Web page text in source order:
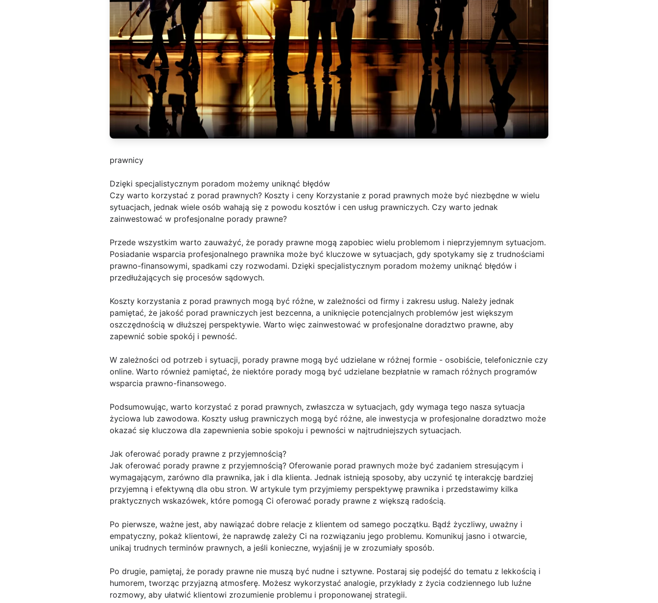
prawnicy
Dzięki specjalistycznym poradom możemy uniknąć błędów
Czy warto korzystać z porad prawnych? Koszty i ceny Korzystanie z porad prawnych może być niezbędne w wielu
sytuacjach, jednak wiele osób wahają się z powodu kosztów i cen usług prawniczych. Czy warto jednak
zainwestować w profesjonalne porady prawne?
Przede wszystkim warto zauważyć, że porady prawne mogą zapobiec wielu problemom i nieprzyjemnym sytuacjom.
Posiadanie wsparcia profesjonalnego prawnika może być kluczowe w sytuacjach, gdy spotykamy się z trudnościami
prawno-finansowymi, spadkami czy rozwodami. Dzięki specjalistycznym poradom możemy uniknąć błędów i
przedłużających się procesów sądowych.
Koszty korzystania z porad prawnych mogą być różne, w zależności od firmy i zakresu usług. Należy jednak
pamiętać, że jakość porad prawniczych jest bezcenna, a uniknięcie potencjalnych problemów jest większym
oszczędnością w dłuższej perspektywie. Warto więc zainwestować w profesjonalne doradztwo prawne, aby
zapewnić sobie spokój i pewność.
W zależności od potrzeb i sytuacji, porady prawne mogą być udzielane w różnej formie - osobiście, telefonicznie czy
online. Warto również pamiętać, że niektóre porady mogą być udzielane bezpłatnie w ramach różnych programów
wsparcia prawno-finansowego.
Podsumowując, warto korzystać z porad prawnych, zwłaszcza w sytuacjach, gdy wymaga tego nasza sytuacja
życiowa lub zawodowa. Koszty usług prawniczych mogą być różne, ale inwestycja w profesjonalne doradztwo może
okazać się kluczowa dla zapewnienia sobie spokoju i pewności w najtrudniejszych sytuacjach.
Jak oferować porady prawne z przyjemnością?
Jak oferować porady prawne z przyjemnością? Oferowanie porad prawnych może być zadaniem stresującym i
wymagającym, zarówno dla prawnika, jak i dla klienta. Jednak istnieją sposoby, aby uczynić tę interakcję bardziej
przyjemną i efektywną dla obu stron. W artykule tym przyjmiemy perspektywę prawnika i przedstawimy kilka
praktycznych wskazówek, które pomogą Ci oferować porady prawne z większą radością.
Po pierwsze, ważne jest, aby nawiązać dobre relacje z klientem od samego początku. Bądź życzliwy, uważny i
empatyczny, pokaż klientowi, że naprawdę zależy Ci na rozwiązaniu jego problemu. Komunikuj jasno i otwarcie,
unikaj trudnych terminów prawnych, a jeśli konieczne, wyjaśnij je w zrozumiały sposób.
Po drugie, pamiętaj, że porady prawne nie muszą być nudne i sztywne. Postaraj się podejść do tematu z lekkością i
humorem, tworząc przyjazną atmosferę. Możesz wykorzystać analogie, przykłady z życia codziennego lub luźne
rozmowy, aby ułatwić klientowi zrozumienie problemu i proponowanej strategii.